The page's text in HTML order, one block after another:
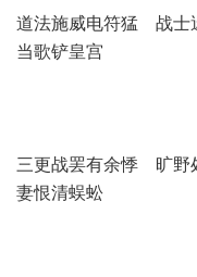
道法施威电符猛 战
当歌铲皇宫
三更战罢有余悸 旷
妻恨清蜈蚣